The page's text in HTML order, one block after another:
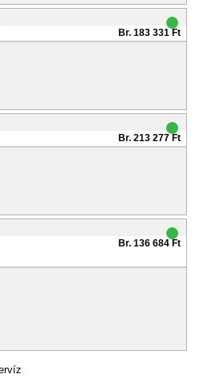
Br. 183 331 Ft
Br. 213 277 Ft
Br. 136 684 Ft